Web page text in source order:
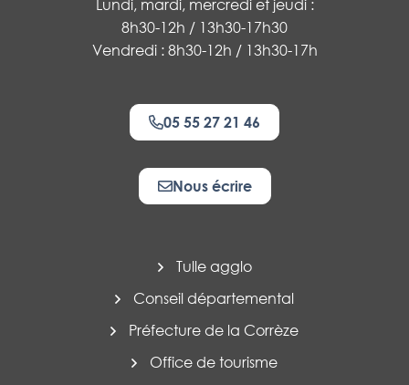
Lundi, mardi, mercredi et jeudi :
8h30-12h / 13h30-17h30
Vendredi : 8h30-12h / 13h30-17h
05 55 27 21 46
Nous écrire
Tulle agglo
Conseil départemental
Préfecture de la Corrèze
Office de tourisme